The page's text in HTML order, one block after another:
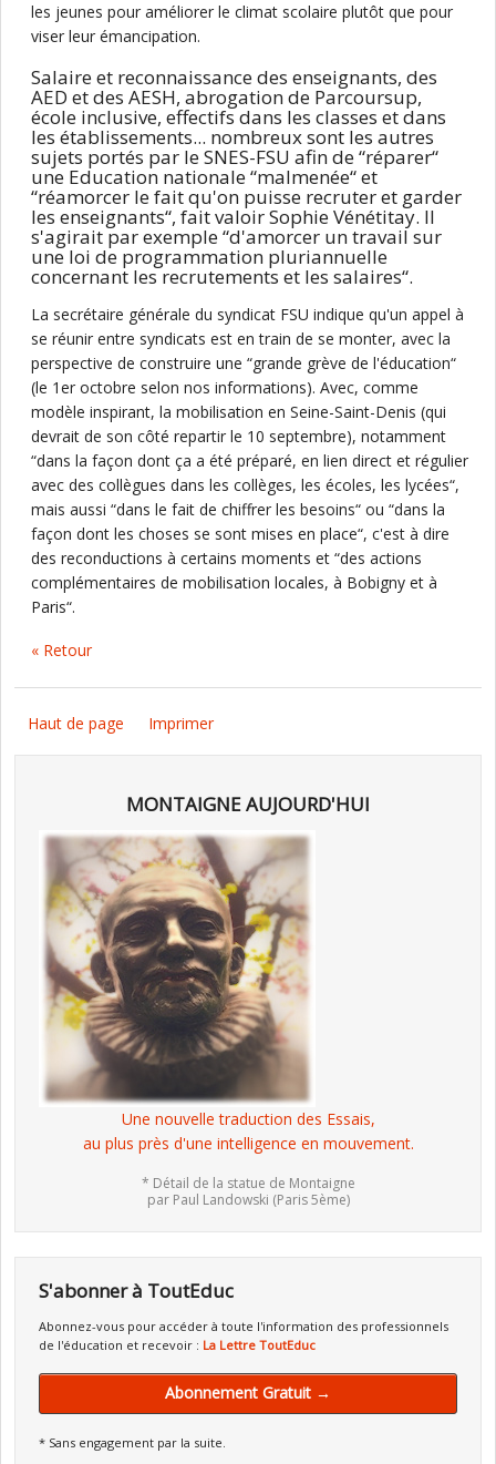
les jeunes pour améliorer le climat scolaire plutôt que pour
viser leur émancipation.
Salaire et reconnaissance des enseignants, des
AED et des AESH, abrogation de Parcoursup,
école inclusive, effectifs dans les classes et dans
les établissements... nombreux sont les autres
sujets portés par le SNES-FSU afin de “réparer“
une Education nationale “malmenée“ et
“réamorcer le fait qu'on puisse recruter et garder
les enseignants“, fait valoir Sophie Vénétitay. Il
s'agirait par exemple “d'amorcer un travail sur
une loi de programmation pluriannuelle
concernant les recrutements et les salaires“.
La secrétaire générale du syndicat FSU indique qu'un appel à
se réunir entre syndicats est en train de se monter, avec la
perspective de construire une “grande grève de l'éducation“
(le 1er octobre selon nos informations). Avec, comme
modèle inspirant, la mobilisation en Seine-Saint-Denis (qui
devrait de son côté repartir le 10 septembre), notamment
“dans la façon dont ça a été préparé, en lien direct et régulier
avec des collègues dans les collèges, les écoles, les lycées“,
mais aussi “dans le fait de chiffrer les besoins“ ou “dans la
façon dont les choses se sont mises en place“, c'est à dire
des reconductions à certains moments et “des actions
complémentaires de mobilisation locales, à Bobigny et à
Paris“.
« Retour
Haut de page Imprimer
MONTAIGNE AUJOURD'HUI
Une nouvelle traduction des Essais,
au plus près d'une intelligence en mouvement.
* Détail de la statue de Montaigne
par Paul Landowski (Paris 5ème)
S'abonner à ToutEduc
Abonnez-vous pour accéder à toute l'information des professionnels
de l'éducation et recevoir : La Lettre ToutEduc
Abonnement Gratuit →
* Sans engagement par la suite.